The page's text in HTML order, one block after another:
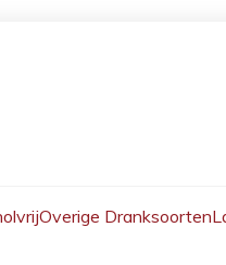
Overige Dranksoorten